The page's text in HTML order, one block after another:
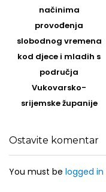
načinima
provođenja
slobodnog vremena
kod djece i mladih s
područja
Vukovarsko-
srijemske županije
Ostavite komentar
You must be logged in